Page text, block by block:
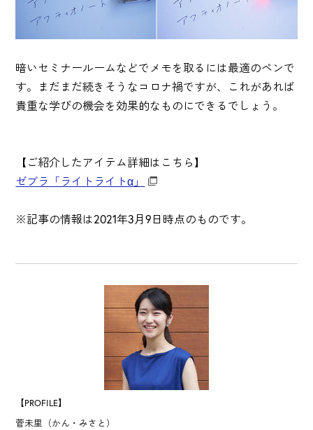
暗いセミナールームなどでメモを取るには最適のペンで
す。まだまだ続きそうなコロナ禍ですが、これがあれば
貴重な学びの機会を効果的なものにできるでしょう。
【ご紹介したアイテム詳細はこちら】
ゼブラ「ライトライトα」
※記事の情報は2021年3月9日時点のものです。
【PROFILE】
菅未里（かん・みさと）